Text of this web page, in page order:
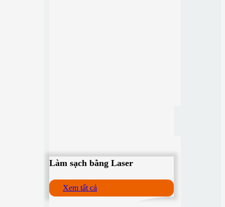
Làm sạch bằng Laser
Xem tất cả